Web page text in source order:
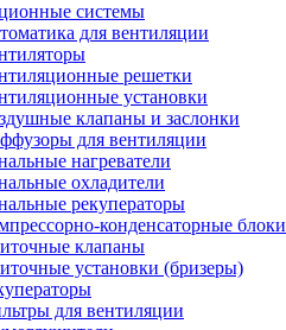
системы
для вентиляции
решетки
установки
клапаны и заслонки
для вентиляции
нагреватели
охладители
рекуператоры
конденсаторные блоки
клапаны
установки (бризеры)
для вентиляции